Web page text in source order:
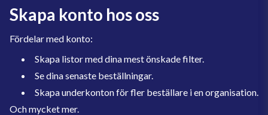
Skapa konto hos oss
Fördelar med konto:
Skapa listor med dina mest önskade filter.
Se dina senaste beställningar.
Skapa underkonton för fler beställare i en organisation.
Och mycket mer.